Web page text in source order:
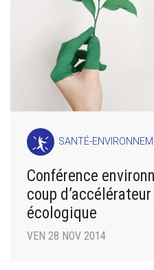
SANTÉ-
Conférence
coup
écologique
VEN 28 NOV 2014